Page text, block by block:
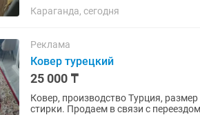
Караганда, сегодня
Реклама
Ковер турецкий
25 000 ₸
Ковер, производство Турция,
стирки. Продаем в связи с